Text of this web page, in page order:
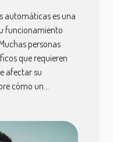
automáticas es una
funcionamiento
personas
que requieren
afectar su
cómo un...